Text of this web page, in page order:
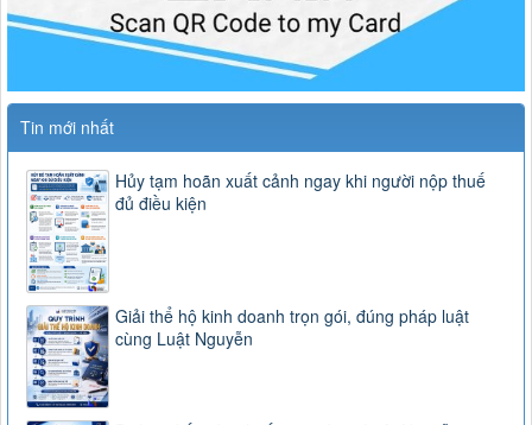
Tin mới nhất
Hủy tạm hoãn xuất cảnh ngay khi người nộp thuế
đủ điều kiện
Giải thể hộ kinh doanh trọn gói, đúng pháp luật
cùng Luật Nguyễn